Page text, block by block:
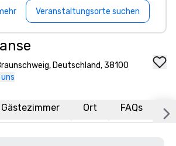
Veranstaltungsorte suchen
Deutschland, 38100
Gästezimmer Ort FAQs